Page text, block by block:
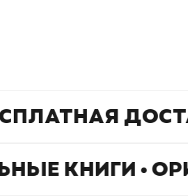
КНИГИ •
Book Hunter © 2026